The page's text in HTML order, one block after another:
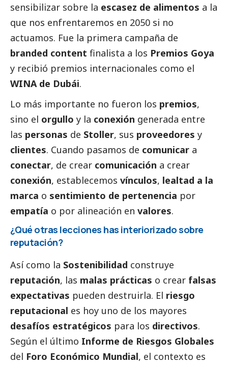
sensibilizar sobre la escasez de alimentos a la
que nos enfrentaremos en 2050 si no
actuamos. Fue la primera campaña de
branded content finalista a los Premios Goya
y recibió premios internacionales como el
WINA de Dubái.
Lo más importante no fueron los premios,
sino el orgullo y la conexión generada entre
las personas de Stoller, sus proveedores y
clientes. Cuando pasamos de comunicar a
conectar, de crear comunicación a crear
conexión, establecemos vínculos, lealtad a la
marca o sentimiento de pertenencia por
empatía o por alineación en valores.
¿Qué otras lecciones has interiorizado sobre
reputación?
Así como la Sostenibilidad construye
reputación, las malas prácticas o crear falsas
expectativas pueden destruirla. El riesgo
reputacional es hoy uno de los mayores
desafíos estratégicos para los directivos.
Según el último Informe de Riesgos Globales
del Foro Económico Mundial, el contexto es